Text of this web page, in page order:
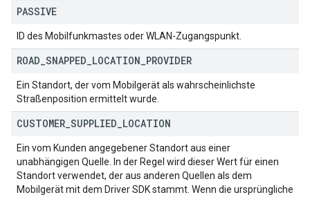
PASSIVE
ID des Mobilfunkmastes oder WLAN-Zugangspunkt.
ROAD SNAPPED LOCATION PROVIDER
Ein Standort, der vom Mobilgerät als wahrscheinlichste
Straßenposition ermittelt wurde.
CUSTOMER SUPPLIED LOCATION
Ein vom Kunden angegebener Standort aus einer
unabhängigen Quelle. In der Regel wird dieser Wert für einen
Standort verwendet, der aus anderen Quellen als dem
Mobilgerät mit dem Driver SDK stammt. Wenn die ursprüngliche